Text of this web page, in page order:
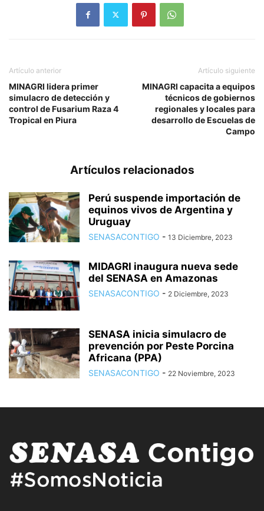
Artículo anterior
MINAGRI lidera primer
simulacro de detección y
control de Fusarium Raza 4
Tropical en Piura
Artículo siguiente
MINAGRI capacita a equipos
técnicos de gobiernos
regionales y locales para
desarrollo de Escuelas de
Campo
Artículos relacionados
Perú suspende importación de
equinos vivos de Argentina y
Uruguay
SENASACONTIGO - 13 Diciembre, 2023
MIDAGRI inaugura nueva sede
del SENASA en Amazonas
SENASACONTIGO - 2 Diciembre, 2023
SENASA inicia simulacro de
prevención por Peste Porcina
Africana (PPA)
SENASACONTIGO - 22 Noviembre, 2023